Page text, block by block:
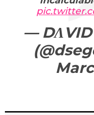
— DΛVID